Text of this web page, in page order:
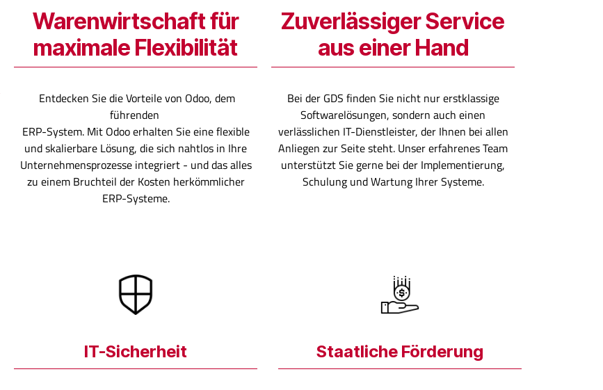
Warenwirtschaft für
maximale Flexibilität
Entdecken Sie die Vorteile von Odoo, dem
führenden
ERP-System. Mit Odoo erhalten Sie eine flexible
und skalierbare Lösung, die sich nahtlos in Ihre
Unternehmensprozesse integriert - und das alles
zu einem Bruchteil der Kosten herkömmlicher
ERP-Systeme.
Zuverlässiger Service
aus einer Hand
Bei der GDS finden Sie nicht nur erstklassige
Softwarelösungen, sondern auch einen
verlässlichen IT-Dienstleister, der Ihnen bei allen
Anliegen zur Seite steht. Unser erfahrenes Team
unterstützt Sie gerne bei der Implementierung,
Schulung und Wartung Ihrer Systeme.
IT-Sicherheit Staatliche Förderung